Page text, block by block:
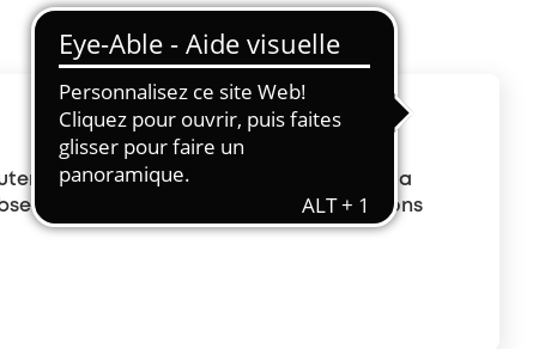
Services d'eau et d'assainissement
Travail mécanique du bois
Transport et travail aérien
Travail temporaire
les tendances de l’emploi et de la
des métiers et des certifications